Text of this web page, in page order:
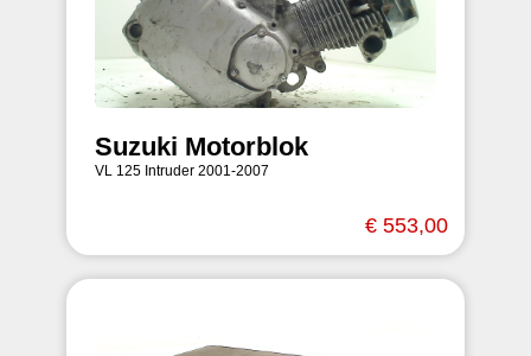
Suzuki Motorblok
VL 125 Intruder 2001-2007
€ 553,00